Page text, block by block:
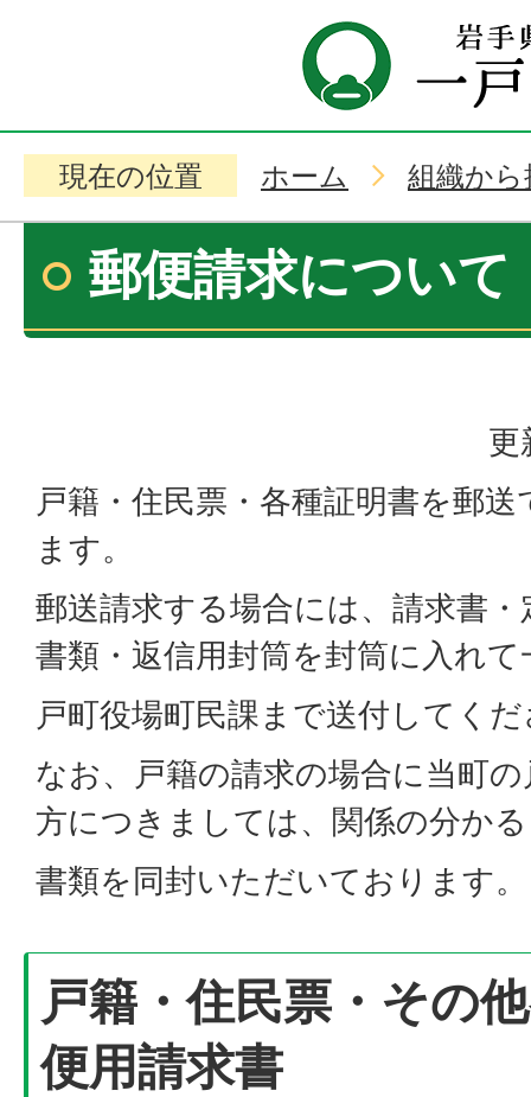
現在の位置 ホーム 組織か
郵便請求について
更
戸籍・住民票・各種証明書を郵
ます。
郵送請求する場合には、請求書
書類・返信用封筒を封筒に入れて
戸町役場町民課まで送付してく
なお、戸籍の請求の場合に当町
方につきましては、関係の分かる
書類を同封いただいております。
戸籍・住民票・その
便用請求書